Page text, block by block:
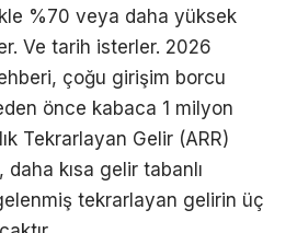
%70 veya daha yüksek
Ve tarih isterler. 2026
çoğu girişim borcu
önce kabaca 1 milyon
Tekrarlayan Gelir (ARR)
daha kısa gelir tabanlı
tekrarlayan gelirin üç